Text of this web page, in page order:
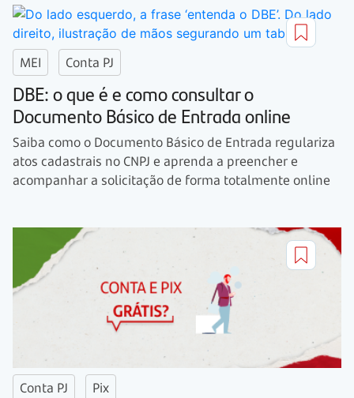
MEI Conta PJ
DBE: o que é e como consultar o
Documento Básico de Entrada online
Saiba como o Documento Básico de Entrada regulariza
atos cadastrais no CNPJ e aprenda a preencher e
acompanhar a solicitação de forma totalmente online
Conta PJ Pix